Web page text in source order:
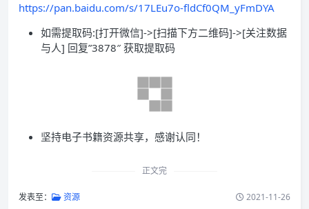
https://pan.baidu.com/s/17LEu7o-fldCf0QM_yFmDYA
如需提取码:[打开微信]->[扫描下方二维码]->[关注数据
与人] 回复”3878″ 获取提取码
坚持电子书籍资源共享，感谢认同！
正文完
发表至： 资源 2021-11-26